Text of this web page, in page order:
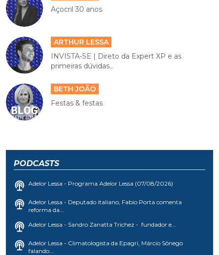
Açocril 30 anos
ARTHUR LESSA
INVISTA-SE | Direto da Expert XP e as
primeiras dúvidas...
BETH JOÃO
Festas & festas
PODCASTS
Adelor Lessa - Programa Adelor Lessa (07/08/2026)
Adelor Lessa - Deputado italiano, Fabio Porta comenta
reforma da...
Adelor Lessa - Sandro Zanatta Trichez - fundador e...
Adelor Lessa - Climatologista da Epagri, Márcio Sônego
falando...